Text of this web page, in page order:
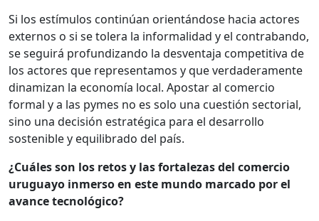
Si los estímulos continúan orientándose hacia actores
externos o si se tolera la informalidad y el contrabando,
se seguirá profundizando la desventaja competitiva de
los actores que representamos y que verdaderamente
dinamizan la economía local. Apostar al comercio
formal y a las pymes no es solo una cuestión sectorial,
sino una decisión estratégica para el desarrollo
sostenible y equilibrado del país.
¿Cuáles son los retos y las fortalezas del comercio
uruguayo inmerso en este mundo marcado por el
avance tecnológico?